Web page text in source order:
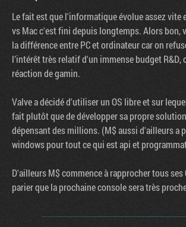
Le fait est que l'informatique évolue assez vite
vs Mac c'est fini depuis longtemps. Alors bon,
la différence entre PC et ordinateur car on
l’intérêt très relatif d'un immense budget R&D,
réaction de gamin.
Valve a décidé d'utiliser un OS libre et sur
fait plutôt que de développer sa propre
dépensant des millions. (M$ aussi d'ailleurs a
windows pour tout ce qui est api et
D'ailleurs M$ commence à rapprocher tous ses
parier que la prochaine console sera très